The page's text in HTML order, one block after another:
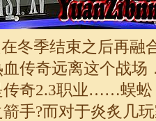
冬季结束之后再融
传奇远离这个战场
传奇2.3职业……蜈蚣
手?而对于炎炙几